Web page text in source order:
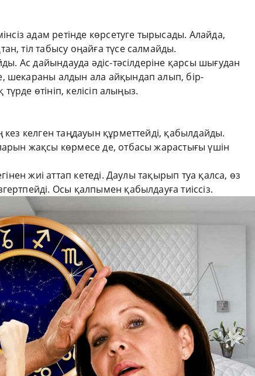
адам ретінде көрсетуге тырысады. Алайда,
тіл табысу оңайға түсе салмайды.
Ас дайындауда әдіс-тәсілдеріне қарсы шығудан
шекараны алдын ала айқындап алып, бір-
түрде өтініп, келісіп алыңыз.
келген таңдауын құрметтейді, қабылдайды.
жақсы көрмесе де, отбасы жарастығы үшін
жиі аттап кетеді. Даулы тақырып туа қалса, өз
Осы қалпымен қабылдауға тиіссіз.